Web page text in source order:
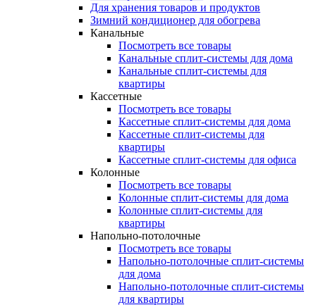
Для хранения товаров и продуктов
Зимний кондиционер для обогрева
Канальные
Посмотреть все товары
Канальные сплит-системы для дома
Канальные сплит-системы для
квартиры
Кассетные
Посмотреть все товары
Кассетные сплит-системы для дома
Кассетные сплит-системы для
квартиры
Кассетные сплит-системы для офиса
Колонные
Посмотреть все товары
Колонные сплит-системы для дома
Колонные сплит-системы для
квартиры
Напольно-потолочные
Посмотреть все товары
Напольно-потолочные сплит-системы
для дома
Напольно-потолочные сплит-системы
для квартиры